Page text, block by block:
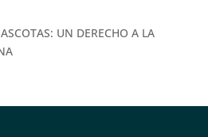
UN DERECHO A LA